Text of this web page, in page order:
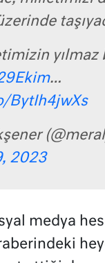
yılmaz
…
BytIh4jwXs
2023
medya